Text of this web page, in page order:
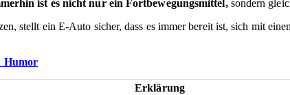
ist es nicht nur ein Fortbewegungsmittel,sondern
stellt ein E-Auto sicher, dass es immer bereit ist, sich mit
Humor
Erklärung